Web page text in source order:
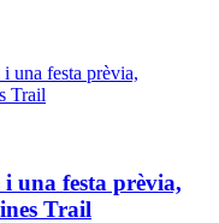
una festa prèvia,
Trail